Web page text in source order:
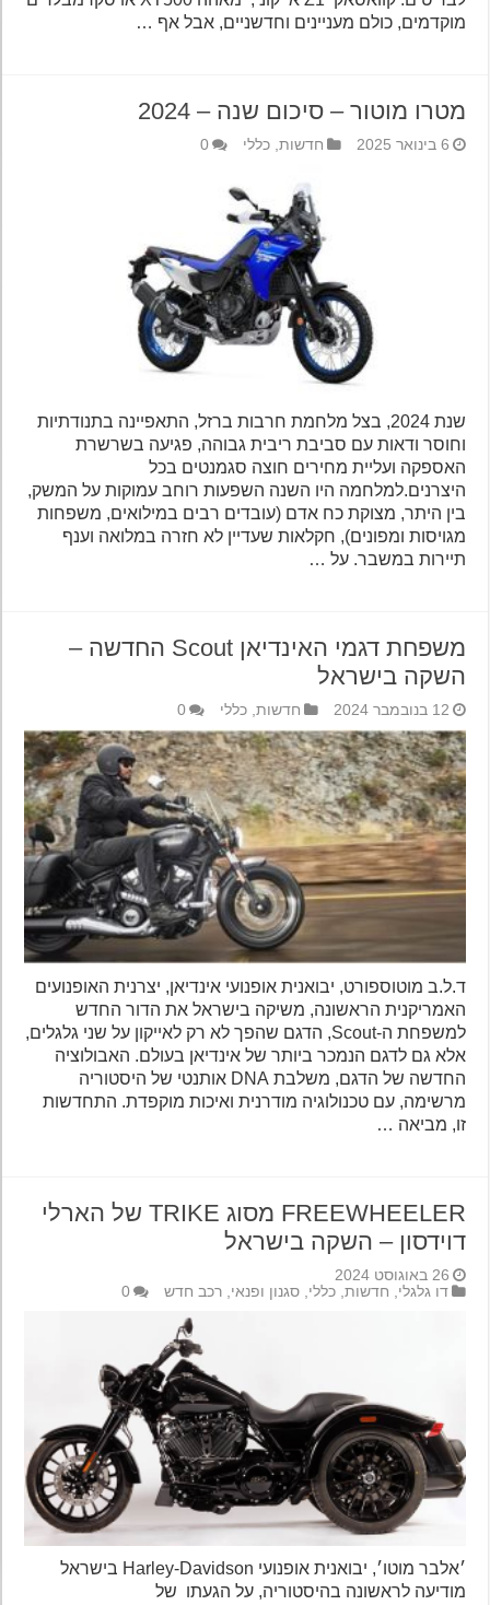
מוקדמים, כולם מעניינים וחדשניים, אבל אף …
מטרו מוטור – סיכום שנה – 2024
6 בינואר 2025 חדשות,כללי 0
שנת 2024, בצל מלחמת חרבות ברזל, התאפיינה בתנודתיות
וחוסר ודאות עם סביבת ריבית גבוהה, פגיעה בשרשרת
האספקה ועליית מחירים חוצה סגמנטים בכל
היצרנים.למלחמה היו השנה השפעות רוחב עמוקות על המשק,
בין היתר, מצוקת כח אדם (עובדים רבים במילואים, משפחות
מגויסות ומפונים), חקלאות שעדיין לא חזרה במלואה וענף
תיירות במשבר. על …
משפחת דגמי האינדיאן Scout החדשה –
השקה בישראל
12 בנובמבר 2024 חדשות,כללי 0
ד.ל.ב מוטוספורט, יבואנית אופנועי אינדיאן, יצרנית האופנועים
האמריקנית הראשונה, משיקה בישראל את הדור החדש
למשפחת ה-Scout, הדגם שהפך לא רק לאייקון על שני גלגלים,
אלא גם לדגם הנמכר ביותר של אינדיאן בעולם. האבולוציה
החדשה של הדגם, משלבת DNA אותנטי של היסטוריה
מרשימה, עם טכנולוגיה מודרנית ואיכות מוקפדת. התחדשות
זו, מביאה …
FREEWHEELER מסוג TRIKE של הארלי
דוידסון – השקה בישראל
26 באוגוסט 2024
דו גלגלי,חדשות,כללי,סגנון ופנאי,רכב חדש 0
׳אלבר מוטו׳, יבואנית אופנועי Harley-Davidson בישראל
מודיעה לראשונה בהיסטוריה, על הגעתו של